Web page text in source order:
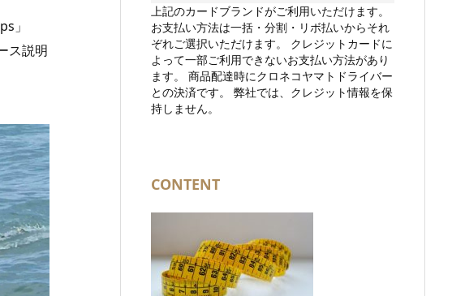
」
ス説明
上記のカードブランドがご利用いただけます。
お支払い方法は一括・分割・リボ払いからそれ
ぞれご選択いただけます。 クレジットカードに
よって一部ご利用できないお支払い方法があり
ます。 商品配達時にクロネコヤマトドライバー
との決済です。 弊社では、クレジット情報を保
持しません。
CONTENT